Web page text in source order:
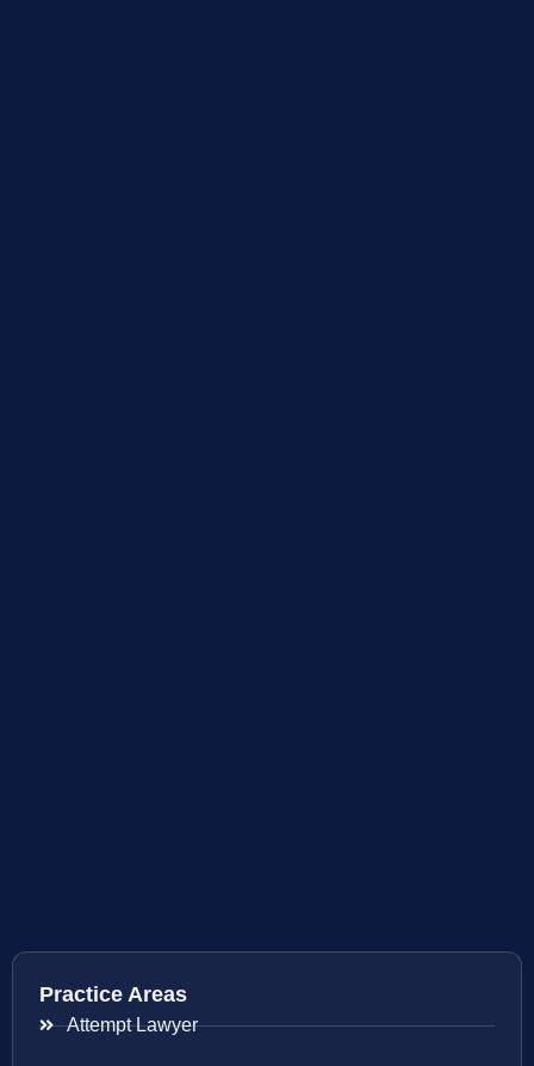
Practice Areas
Attempt Lawyer